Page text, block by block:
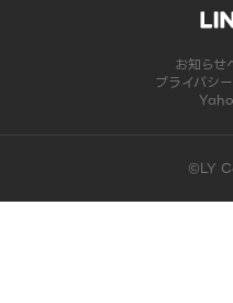
お知らせ
プライバシ
©LY
このコンテンツは掲載が終